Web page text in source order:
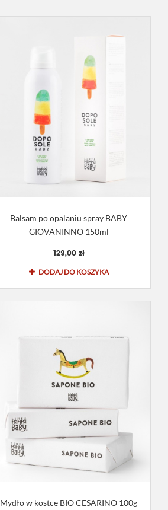
Balsam po opalaniu spray BABY
GIOVANINNO 150ml
129,00 zł
DODAJ DO KOSZYKA
Mydło w kostce BIO CESARINO 100g